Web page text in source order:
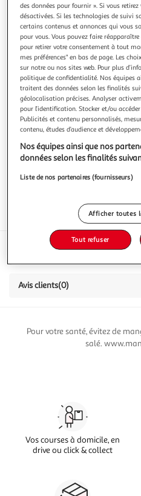
LIMOUJOUX
Chair à saucisse supérieure
500g
Vous voulez connaître
Afficher
Frais
Caractéristiques
Avis clients(0)
Pour votre santé, évitez de
salé.
Vos courses à domicile, en
drive ou click & collect
des données pour fournir ». Si vous
désactivées. Si les technologies de suivi
certains contenus et annonces qui vous
pour vous. Vous pouvez faire
pour retirer votre consentement à tout
mes préférences" en bas de page. Les
sur notre ou nos sites web. Pour plus
politique de confidentialité. Nos équipes
traitent des données selon les finalités
géolocalisation précises. Analyser
pour l’identification. Stocker et/ou
Publicités et contenu personnalisés,
contenu, études d’audience et
Nos équipes ainsi que nos
données selon les finalités
Liste de nos partenaires (fournisseurs)
Afficher toutes
Tout refuser